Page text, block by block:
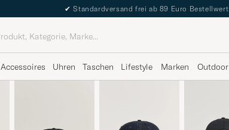
✔ Standardversand frei ab 89 Euro Bestellwert
Accessoires Uhren Taschen Lifestyle Marken Outdoor